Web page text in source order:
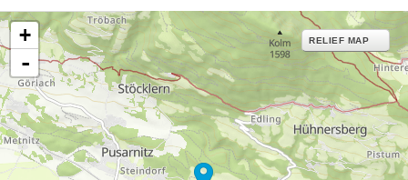
+
-
RELIEF MAP